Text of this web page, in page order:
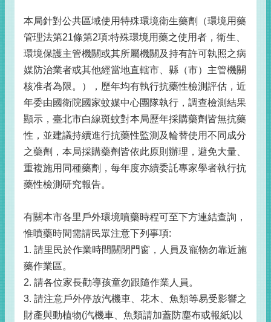
本局針對公共區域使用特殊環境衛生藥劑（環境用藥
管理法第21條第2項:特殊環境用藥之使用者，衛生、
環境保護主管機關或其所屬機關及持有許可執照之病
媒防治業者或其他經當地直轄市、縣（市）主管機關
核准者為限。），歷年均有執行抗藥性檢測評估，近
年委由國衛院國家蚊媒中心團隊執行，調查檢測結果
顯示，臺北市白線斑蚊對本局歷年採購藥劑皆無抗藥
性，並建議持續進行抗藥性監測及輪替使用不同成分
之藥劑，本局採購藥劑皆依此原則辦理，避免大量、
重複施用同種藥劑，每年度亦續委託專家學者執行抗
藥性檢測研究報告。
有關本市各里戶外環境噴藥時程可至下方連結查詢，
惟噴藥時間需請民眾注意下列事項:
1. 請里民於作業時間關閉門窗，人員及寵物勿靠近施
藥作業區。
2. 請各位家長勸導孩童勿跟隨作業人員。
3. 請注意戶外停放汽機車、花木、魚類等易受影響之
財產與動植物(汽機車、魚類請加蓋防塵布或報紙)以